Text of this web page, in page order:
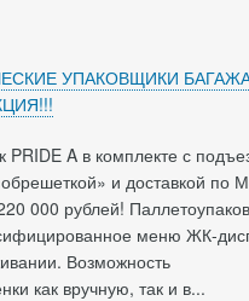
УПАКОВЩИКИ БАГАЖА
PRIDE A в комплекте с
и доставкой по
000 рублей!
меню ЖК-
Возможность
как вручную, так и в...